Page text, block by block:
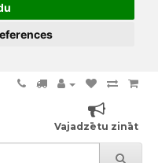
Vajadzētu zināt